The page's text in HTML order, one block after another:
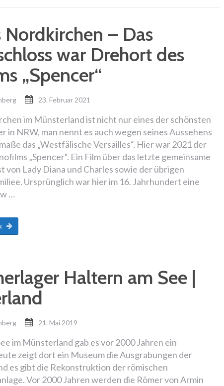
Nordkirchen – Das
war Drehort des
„Spencer“
23. Februar 2021
im Münsterland ist nicht nur eines der schönsten
in NRW, man nennt es auch wegen seines Aussehens
das „Westfälische Versailles“. Hier war 2021 der
„Spencer“. Ein Film über das letzte gemeinsame
von Lady Diana und Charles sowie der übrigen
Ursprünglich war hier im 16. Jahrhundert eine
…
Haltern am See |
21. Mai 2019
im Münsterland gab es vor 2000 Jahren ein
zeigt dort ein Museum die Ausgrabungen der
es gibt die Rekonstruktion der römischen
Vor 2000 Jahren werden die Römer von Armin